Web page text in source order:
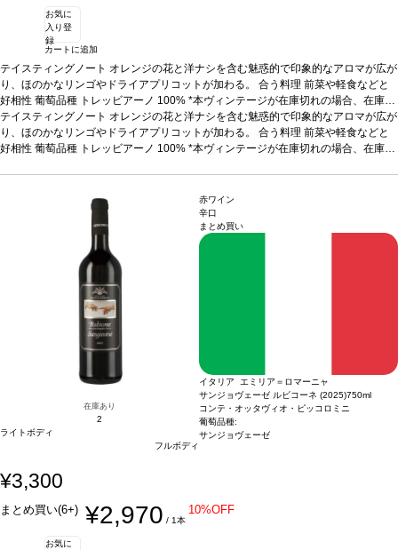
お気に
入り登
録
カートに追加
テイスティングノート オレンジの花と洋ナシを含む魅惑的で印象的なアロマが広が
り、ほのかなリンゴやドライアプリコットが加わる。 合う料理 前菜や軽食などと
好相性 葡萄品種 トレッビアーノ 100% *本ヴィンテージが在庫切れの場合、在庫が
あり価格が同様の場合は自動的に次のヴィンテージに変更されます、ご了承くださ
い。
テイスティングノート オレンジの花と洋ナシを含む魅惑的で印象的なアロマが広が
り、ほのかなリンゴやドライアプリコットが加わる。 合う料理 前菜や軽食などと
好相性 葡萄品種 トレッビアーノ 100% *本ヴィンテージが在庫切れの場合、在庫が
在庫あり
2
ライトボディ
フルボディ
赤ワイン
辛口
まとめ買い
イタリア エミリア＝ロマーニャ
サンジョヴェーゼ ルビコーネ (2025)750ml
コンテ・オッタヴィオ・ピッコロミニ
葡萄品種:
サンジョヴェーゼ
¥3,300
まとめ買い(6+) ¥2,970 / 1本
10%OFF
お気に